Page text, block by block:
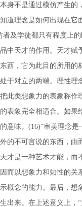
身不是通过模仿产生
道理念是如何出现在
及学徒都只有程度上
天才的作用。天才赋
西，它为此目的所用
于对立的两端。理性
此类想象力的表象称
表象完全相适合。如
意味。(16)“审美理念
的不可言说的东西，
是一种艺术才能，而
而以想象力和知性的
概念的能力。最后，
出来。在上述意义上